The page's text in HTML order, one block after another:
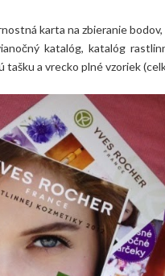
karta na zbieranie
katalóg, katalóg
a vrecko plné vzoriek